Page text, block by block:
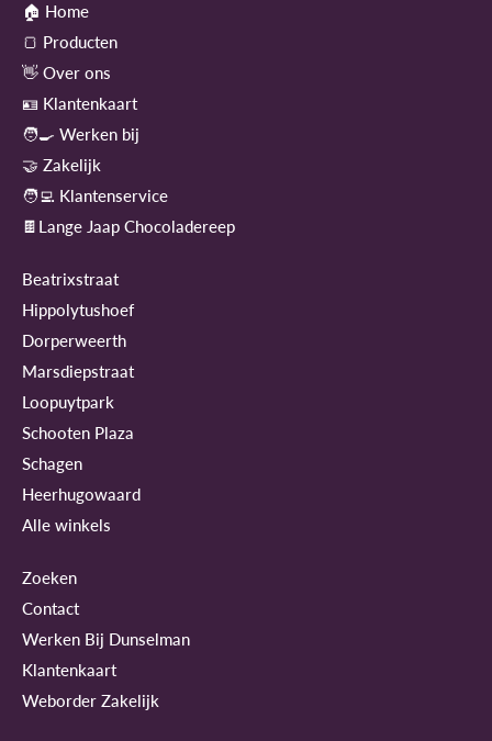
🏠 Home
🍞 Producten
👋 Over ons
🪪 Klantenkaart
🧑‍🍳 Werken bij
🤝 Zakelijk
🧑‍💻 Klantenservice
🍫Lange Jaap Chocoladereep
Beatrixstraat
Hippolytushoef
Dorperweerth
Marsdiepstraat
Loopuytpark
Schooten Plaza
Schagen
Heerhugowaard
Alle winkels
Zoeken
Contact
Werken Bij Dunselman
Klantenkaart
Weborder Zakelijk